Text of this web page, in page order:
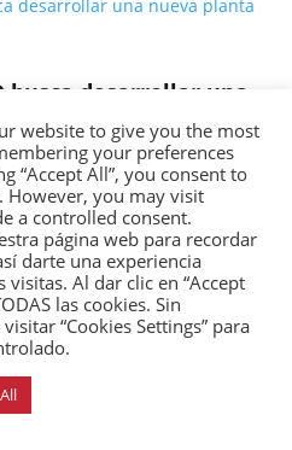
busca desarrollar una
china por
website to give you the most
your preferences
“Accept All”, you consent to
However, you may visit
a controlled consent.
página web para recordar
darte una experiencia
visitas. Al dar clic en “Accept
las cookies. Sin
“Cookies Settings” para